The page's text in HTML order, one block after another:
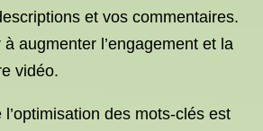
et vos commentaires.
augmenter l’engagement et la
vidéo.
l’optimisation des mots-clés est